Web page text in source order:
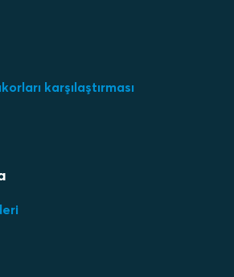
karşılaştırması